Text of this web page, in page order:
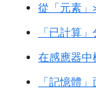
從「元素」
「已計算
在感應器中
「記憶體